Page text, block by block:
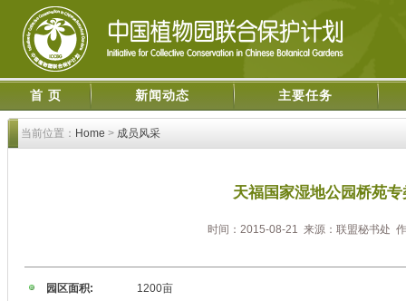
首 页 新闻动态 主要任务
当前位置： Home > 成员风采
天福国家湿地公园桥苑
时间：2015-08-21 来源：联盟秘书处
园区面积:
1200亩